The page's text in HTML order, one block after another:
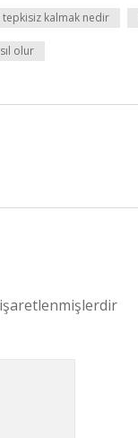
tepkisiz kalmak nedir
olur